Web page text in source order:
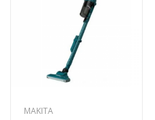
MAKITA